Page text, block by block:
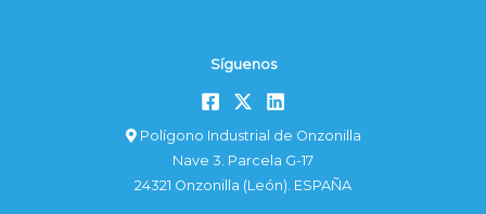
Síguenos
Polígono Industrial de Onzonilla
Nave 3. Parcela G-17
24321 Onzonilla (León). ESPAÑA